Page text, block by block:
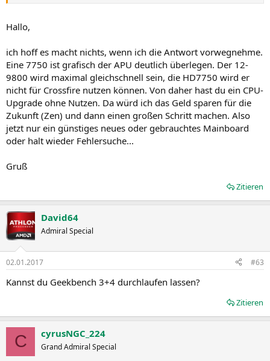
extrem resistent gegen geringe FPS u.a. - früher wurde die
Onboard-GPU fürs Spielen verwendet. Die Kosten sollen gering sein,
Knapp 200 Euro für CPU und Mainboard scheinen mir für AMD-
Mainstream allerdings recht viel.
An sich sollte ja jeder Bristol Ridge nennenswert besser sein als sein
Kaveri-/Godavari-Vorgänger. In Kombination mit der HD 7750 sollte
das doch passen?
Ob auf (Ry)Zen gewartet werden kann oder soll, muss erst noch
geklärt werden.
Hallo,
ich hoff es macht nichts, wenn ich die Antwort vorwegnehme.
Eine 7750 ist grafisch der APU deutlich überlegen. Der 12-
9800 wird maximal gleichschnell sein, die HD7750 wird er
nicht für Crossfire nutzen können. Von daher hast du ein CPU-
Upgrade ohne Nutzen. Da würd ich das Geld sparen für die
Zukunft (Zen) und dann einen großen Schritt machen. Also
jetzt nur ein günstiges neues oder gebrauchtes Mainboard
oder halt wieder Fehlersuche...
Gruß
Zitieren
David64
Admiral Special
02.01.2017 #63
Kannst du Geekbench 3+4 durchlaufen lassen?
Zitieren
C cyrusNGC_224
Grand Admiral Special